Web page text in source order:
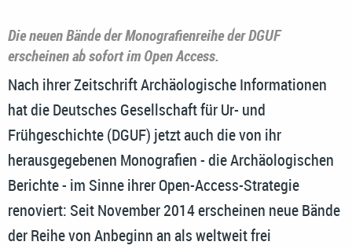
Die neuen Bände der Monografienreihe der DGUF
erscheinen ab sofort im Open Access.
Nach ihrer Zeitschrift Archäologische Informationen
hat die Deutsches Gesellschaft für Ur- und
Frühgeschichte (DGUF) jetzt auch die von ihr
herausgegebenen Monografien - die Archäologischen
Berichte - im Sinne ihrer Open-Access-Strategie
renoviert: Seit November 2014 erscheinen neue Bände
der Reihe von Anbeginn an als weltweit frei